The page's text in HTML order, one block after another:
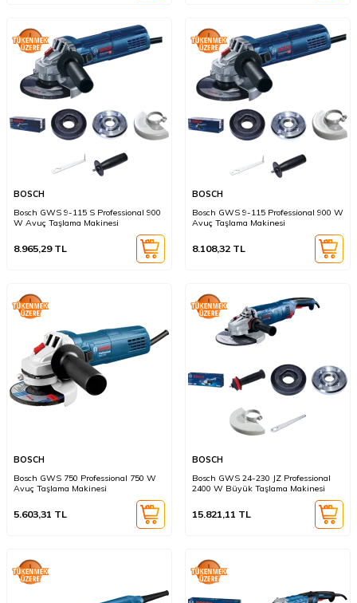
BOSCH
Bosch GWS 9-115 S Professional 900
W Avuç Taşlama Makinesi
8.965,29TL
BOSCH
Bosch GWS 9-115 Professional 900 W
Avuç Taşlama Makinesi
8.108,32 TL
BOSCH
Bosch GWS 750 Professional 750 W
Avuç Taşlama Makinesi
5.603,31 TL
BOSCH
Bosch GWS 24-230 JZ Professional
2400 W Büyük Taşlama Makinesi
15.821,11 TL